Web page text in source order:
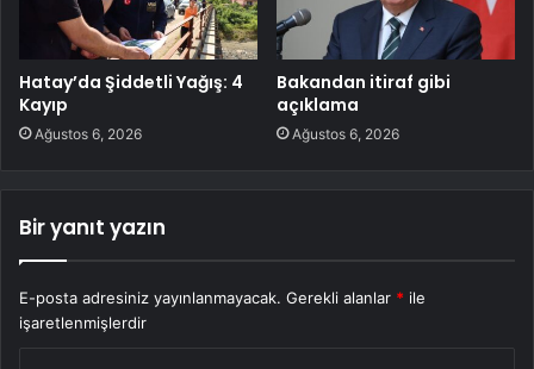
Hatay’da Şiddetli Yağış: 4
Kayıp
Ağustos 6, 2026
Bakandan itiraf gibi
açıklama
Ağustos 6, 2026
Bir yanıt yazın
E-posta adresiniz yayınlanmayacak. Gerekli alanlar * ile
işaretlenmişlerdir